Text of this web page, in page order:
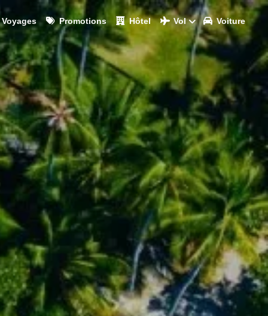
Voyages Promotions Hôtel Vol Voiture